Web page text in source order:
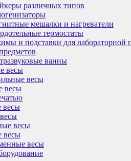
различных типов
мешалки и нагреватели
термостаты
и подставки для лабораторной
ванны
весы
весы
весы
весы
весы
весы
весы